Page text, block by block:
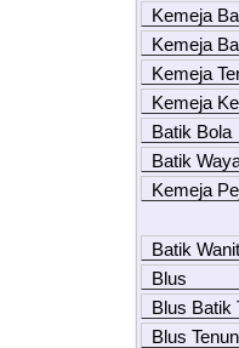
Kemeja
Kemeja
Kemeja
Kemeja
Batik Bola
Batik
Kemeja
Batik
Blus
Blus Batik
Blus Tenun